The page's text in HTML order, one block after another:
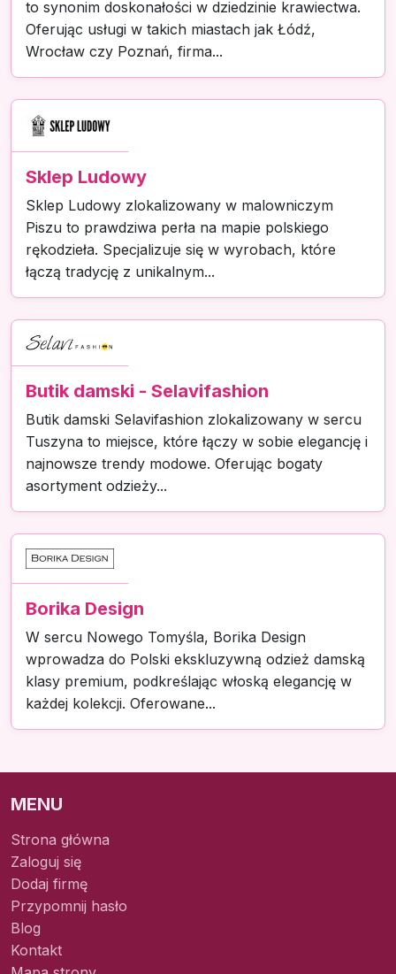
to synonim doskonałości w dziedzinie krawiectwa.
Oferując usługi w takich miastach jak Łódź,
Wrocław czy Poznań, firma...
Sklep Ludowy
Sklep Ludowy zlokalizowany w malowniczym
Piszu to prawdziwa perła na mapie polskiego
rękodzieła. Specjalizuje się w wyrobach, które
łączą tradycję z unikalnym...
Butik damski - Selavifashion
Butik damski Selavifashion zlokalizowany w sercu
Tuszyna to miejsce, które łączy w sobie elegancję i
najnowsze trendy modowe. Oferując bogaty
asortyment odzieży...
Borika Design
W sercu Nowego Tomyśla, Borika Design
wprowadza do Polski ekskluzywną odzież damską
klasy premium, podkreślając włoską elegancję w
każdej kolekcji. Oferowane...
MENU
Strona główna
Zaloguj się
Dodaj firmę
Przypomnij hasło
Blog
Kontakt